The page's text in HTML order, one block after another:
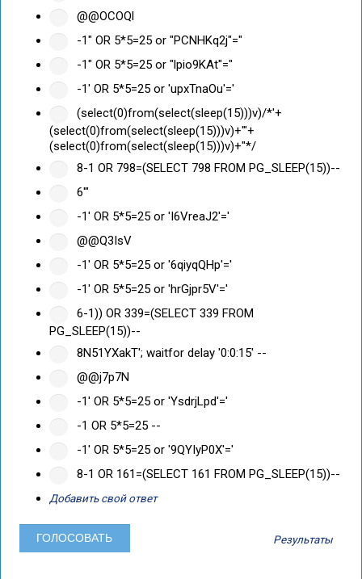
@@OCOQl
-1" OR 5*5=25 or "PCNHKq2j"="
-1" OR 5*5=25 or "lpio9KAt"="
-1' OR 5*5=25 or 'upxTnaOu'='
(select(0)from(select(sleep(15)))v)/*'+
(select(0)from(select(sleep(15)))v)+'"+
(select(0)from(select(sleep(15)))v)+"*/
8-1 OR 798=(SELECT 798 FROM PG_SLEEP(15))--
6'"
-1' OR 5*5=25 or 'I6VreaJ2'='
@@Q3IsV
-1' OR 5*5=25 or '6qiyqQHp'='
-1' OR 5*5=25 or 'hrGjpr5V'='
6-1)) OR 339=(SELECT 339 FROM
PG_SLEEP(15))--
8N51YXakT'; waitfor delay '0:0:15' --
@@j7p7N
-1' OR 5*5=25 or 'YsdrjLpd'='
-1 OR 5*5=25 --
-1' OR 5*5=25 or '9QYIyP0X'='
8-1 OR 161=(SELECT 161 FROM PG_SLEEP(15))--
Добавить свой ответ
Результаты